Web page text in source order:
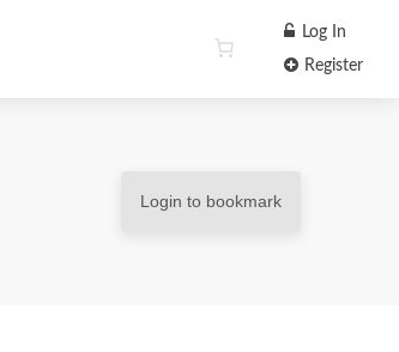
Log In
Register
Login to bookmark